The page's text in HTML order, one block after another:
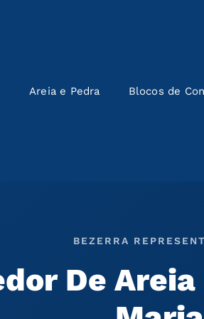
Areia e Pedra Blocos de
BEZERRA
De